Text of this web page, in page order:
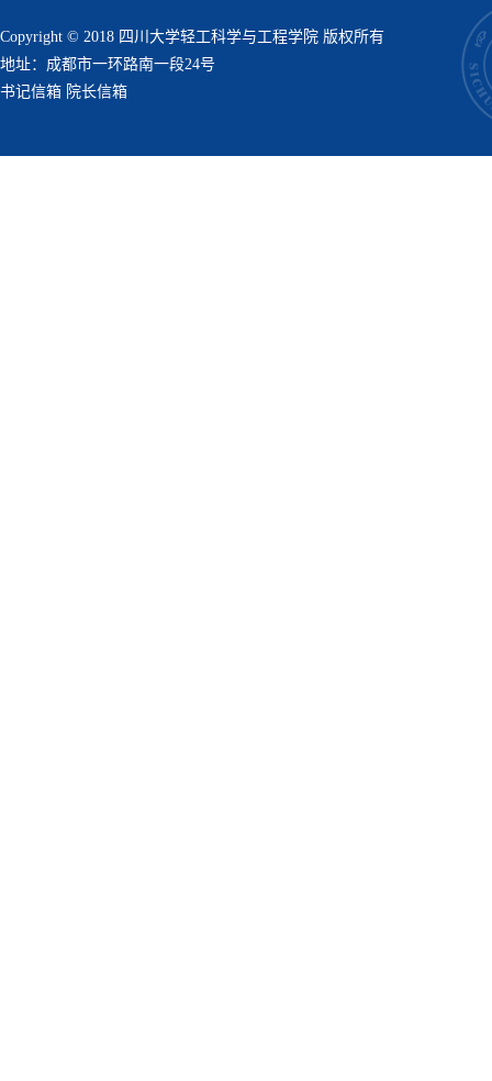
Copyright © 2018 四川大学轻工科学与工程学院 版权所有
地址：成都市一环路南一段24号
书记信箱 院长信箱